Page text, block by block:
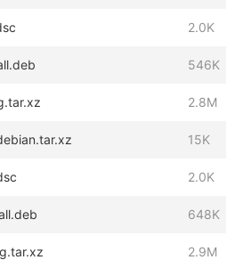
2.0K
546K
2.8M
15K
2.0K
648K
2.9M